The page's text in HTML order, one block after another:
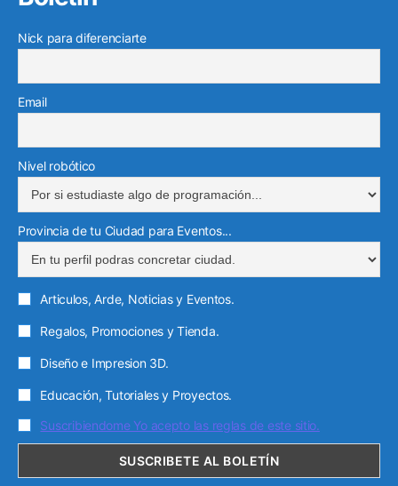
Nick para diferenciarte
Email
Nivel robótico
Provincia de tu Ciudad para Eventos...
Articulos, Arde, Noticias y Eventos.
Regalos, Promociones y Tienda.
Diseño e Impresion 3D.
Educación, Tutoriales y Proyectos.
Suscribiendome Yo acepto las reglas de este sitio.